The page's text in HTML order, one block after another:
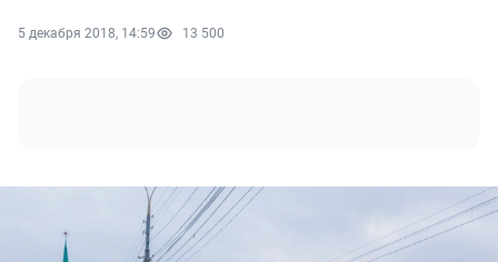
5 декабря 2018, 14:59 13 500